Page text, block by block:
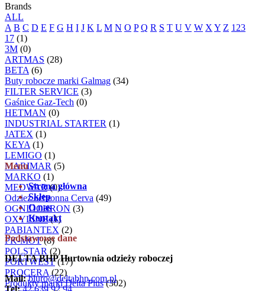
Brands
ALL
A B C D E F G H I J K L M N O P Q R S T U V W X Y Z 123
17 (1)
3M (0)
ARTMAS (28)
BETA (6)
Buty robocze marki Galmag (34)
FILTER SERVICE (3)
Gaśnice Gaz-Tech (0)
HETMAN (0)
INDUSTRIAL STARTER (1)
JATEX (1)
KEYA (1)
LEMIGO (1)
MARIMAR (5)
MARKO (1)
MEDWAR(0)
Odzież ochronna Cerva (49)
OGNIOCHRON (3)
OXYLINE(1)
PABIANTEX (2)
PK-MOT(8)
POLSTAR (2)
PORTWEST(17)
PROCERA (22)
Produkty marki Delta Plus(302)
Menu
Strona główna
Sklep
O nas
Kontakt
Podstawowe dane
DELTA BHP Hurtownia odzieży roboczej
Mail: biuro@deltabhp.com.pl
Tel: 42 639 92 94